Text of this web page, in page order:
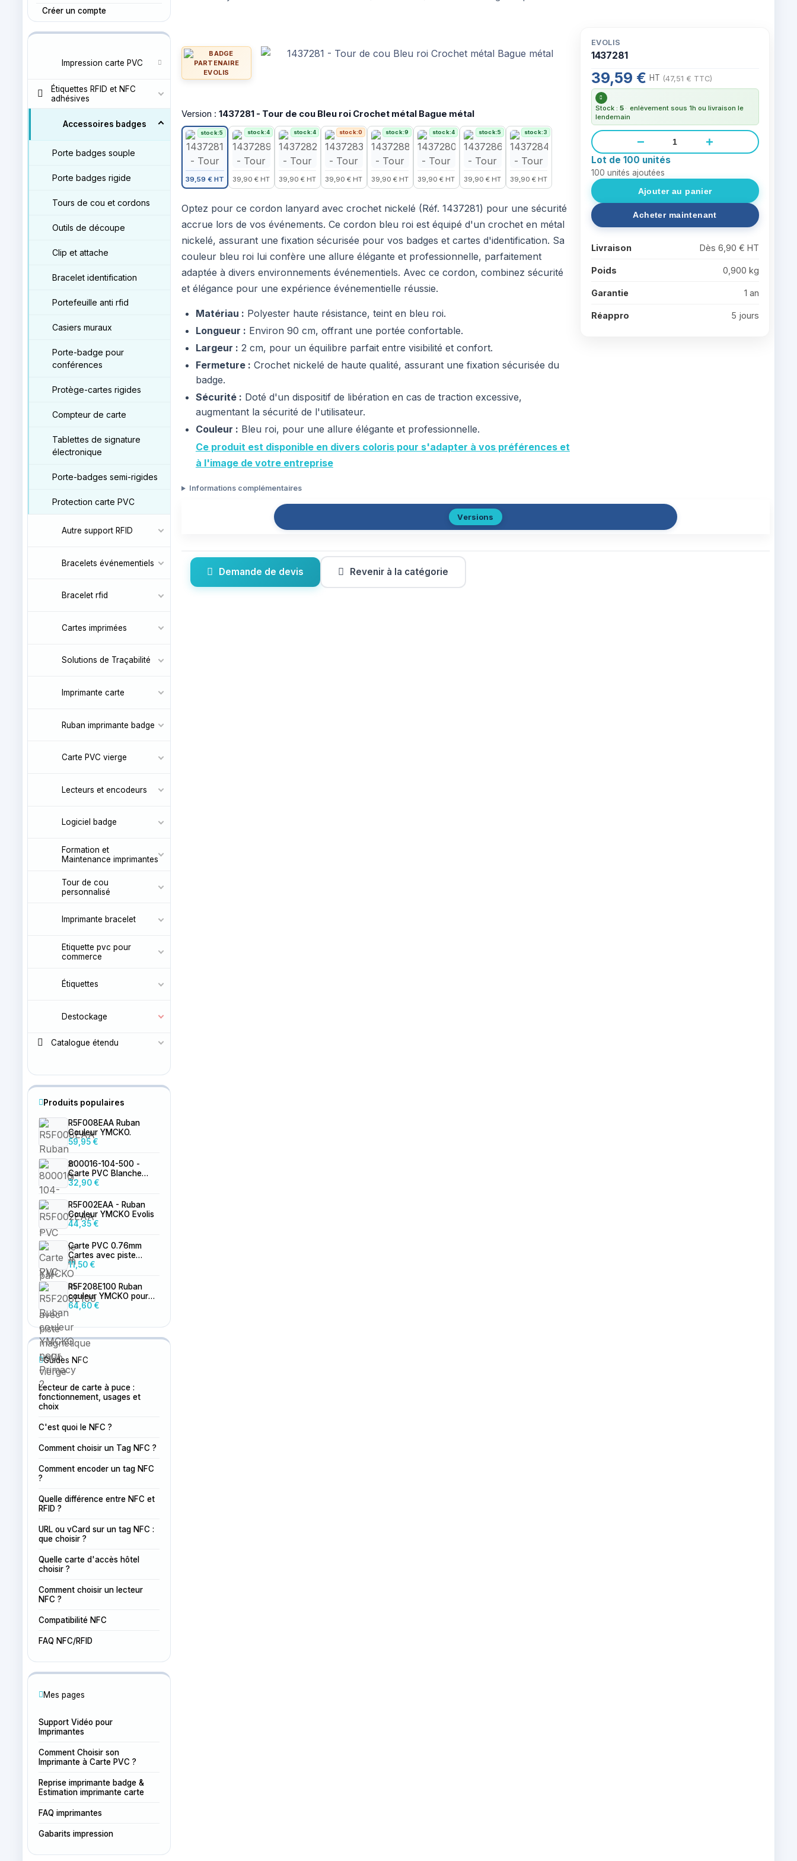
Créer un compte
Impression carte PVC
Étiquettes RFID et NFC
adhésives
Accessoires badges
Porte badges souple
Porte badges rigide
Tours de cou et cordons
Outils de découpe
Clip et attache
Bracelet identification
Portefeuille anti rfid
Casiers muraux
Porte-badge pour
conférences
Protège-cartes rigides
Compteur de carte
Tablettes de signature
électronique
Porte-badges semi-rigides
Protection carte PVC
Autre support RFID
Bracelets événementiels
Bracelet rfid
Cartes imprimées
Solutions de Traçabilité
Imprimante carte
Ruban imprimante badge
Carte PVC vierge
Lecteurs et encodeurs
Logiciel badge
Formation et
Maintenance imprimantes
Tour de cou
personnalisé
Imprimante bracelet
Etiquette pvc pour
commerce
Étiquettes
Destockage
Catalogue étendu
Produits populaires
R5F008EAA Ruban
Couleur YMCKO.
59,95 €
800016-104-500 -
Carte PVC Blanche
0.76mm par 500
32,90 €
R5F002EAA - Ruban
Couleur YMCKO Evolis
44,35 €
Carte PVC 0.76mm
Cartes avec piste
magnétique LoCo
vierge
11,50 €
R5F208E100 Ruban
couleur YMCKO pour
Primacy 2
64,60 €
Guides NFC
Lecteur de carte à puce :
fonctionnement, usages et
choix
C'est quoi le NFC ?
Comment choisir un Tag NFC ?
Comment encoder un tag NFC
?
Quelle différence entre NFC et
RFID ?
URL ou vCard sur un tag NFC :
que choisir ?
Quelle carte d'accès hôtel
choisir ?
Comment choisir un lecteur
NFC ?
Compatibilité NFC
FAQ NFC/RFID
Mes pages
Support Vidéo pour
Imprimantes
Comment Choisir son
Imprimante à Carte PVC ?
Reprise imprimante badge &
Estimation imprimante carte
FAQ imprimantes
Gabarits impression
EVOLIS
1437281
39,59 € HT (47,51 € TTC)
Stock : 5 · enlèvement sous 1h ou livraison le
lendemain
− +
Lot de 100 unités
100 unités ajoutées
Livraison Dès 6,90 € HT
Poids 0,900 kg
Garantie 1 an
Réappro 5 jours
Version : 1437281 - Tour de cou Bleu roi Crochet métal Bague métal
stock:5
39,59 € HT
stock:4
39,90 € HT
stock:4
39,90 € HT
stock:0
39,90 € HT
stock:9
39,90 € HT
stock:4
39,90 € HT
stock:5
39,90 € HT
stock:3
39,90 € HT
Optez pour ce cordon lanyard avec crochet nickelé (Réf. 1437281) pour une sécurité
accrue lors de vos événements. Ce cordon bleu roi est équipé d'un crochet en métal
nickelé, assurant une fixation sécurisée pour vos badges et cartes d'identification. Sa
couleur bleu roi lui confère une allure élégante et professionnelle, parfaitement
adaptée à divers environnements événementiels. Avec ce cordon, combinez sécurité
et élégance pour une expérience événementielle réussie.
Matériau : Polyester haute résistance, teint en bleu roi.
Longueur : Environ 90 cm, offrant une portée confortable.
Largeur : 2 cm, pour un équilibre parfait entre visibilité et confort.
Fermeture : Crochet nickelé de haute qualité, assurant une fixation sécurisée du
badge.
Sécurité : Doté d'un dispositif de libération en cas de traction excessive,
augmentant la sécurité de l'utilisateur.
Couleur : Bleu roi, pour une allure élégante et professionnelle.
Ce produit est disponible en divers coloris pour s'adapter à vos préférences et
à l'image de votre entreprise
Informations complémentaires
Versions
Demande de devis Revenir à la catégorie